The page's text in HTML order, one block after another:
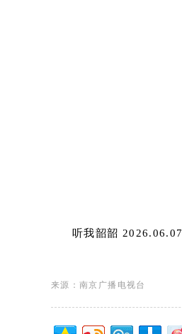
听我韶韶 2026.06.07
来源：南京广播电视台